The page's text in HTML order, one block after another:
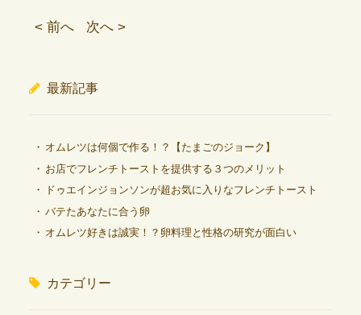
< 前へ 次へ >
最新記事
オムレツは何個で作る！？【たまごのジョーク】
お店でフレンチトーストを提供する３つのメリット
ドゥエインジョンソンが超お気に入りなフレンチトースト
バテたあなたに合う卵
オムレツ好きは誠実！？卵料理と性格の研究が面白い
カテゴリー